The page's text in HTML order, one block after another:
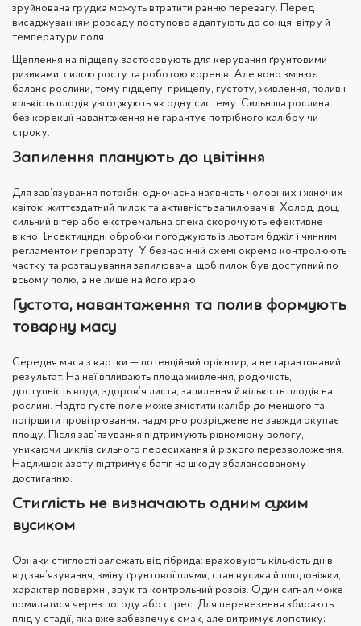
зруйнована грудка можуть втратити ранню перевагу. Перед
висаджуванням розсаду поступово адаптують до сонця, вітру й
температури поля.
Щеплення на підщепу застосовують для керування ґрунтовими
ризиками, силою росту та роботою коренів. Але воно змінює
баланс рослини, тому підщепу, прищепу, густоту, живлення, полив і
кількість плодів узгоджують як одну систему. Сильніша рослина
без корекції навантаження не гарантує потрібного калібру чи
строку.
Запилення планують до цвітіння
Для зав’язування потрібні одночасна наявність чоловічих і жіночих
квіток, життєздатний пилок та активність запилювачів. Холод, дощ,
сильний вітер або екстремальна спека скорочують ефективне
вікно. Інсектицидні обробки погоджують із льотом бджіл і чинним
регламентом препарату. У безнасінній схемі окремо контролюють
частку та розташування запилювача, щоб пилок був доступний по
всьому полю, а не лише на його краю.
Густота, навантаження та полив формують
товарну масу
Середня маса з картки — потенційний орієнтир, а не гарантований
результат. На неї впливають площа живлення, родючість,
доступність води, здоров’я листя, запилення й кількість плодів на
рослині. Надто густе поле може змістити калібр до меншого та
погіршити провітрювання; надмірно розріджене не завжди окупає
площу. Після зав’язування підтримують рівномірну вологу,
уникаючи циклів сильного пересихання й різкого перезволоження.
Надлишок азоту підтримує батіг на шкоду збалансованому
достиганню.
Стиглість не визначають одним сухим
вусиком
Ознаки стиглості залежать від гібрида: враховують кількість днів
від зав’язування, зміну ґрунтової плями, стан вусика й плодоніжки,
характер поверхні, звук та контрольний розріз. Один сигнал може
помилятися через погоду або стрес. Для перевезення збирають
плід у стадії, яка вже забезпечує смак, але витримує логістику;